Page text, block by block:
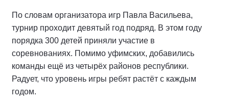
По словам организатора игр Павла Васильева,
турнир проходит девятый год подряд. В этом году
порядка 300 детей приняли участие в
соревнованиях. Помимо уфимских, добавились
команды ещё из четырёх районов республики.
Радует, что уровень игры ребят растёт с каждым
годом.